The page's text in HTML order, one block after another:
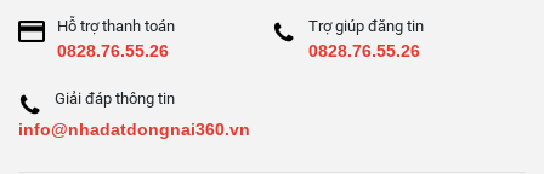
Hỗ trợ thanh toán
0828.76.55.26
Trợ giúp đăng tin
0828.76.55.26
Giải đáp thông tin
info@nhadatdongnai360.vn